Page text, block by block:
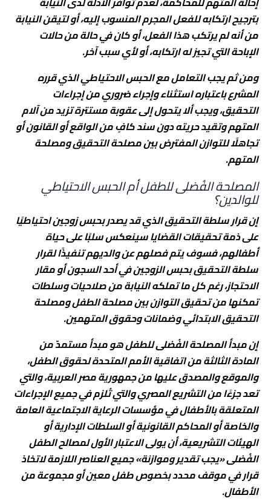
بترجيح ارتكابه للفعل المجرم المنسوب إليه، أو لتيقن النيابة
من أنه لم يرتكب هذا الفعل، أو كان في حالة من حالات
الإباحة التي تجيز له ارتكابه، أو لأي سبب آخر.
ومن ثم يجب التعامل مع الحبس الاحتياطي الذي قرره
المشرع باعتباره استثناء وإجراء ضروري من إجراءات
التحقيق، ويجب ألا يتحول إلى عقوبة مستترة تزيد من آلام
المتهم وتقيد حريته دون سند كافٍ من الواقع أو القانون أو
تجاهلًا للتوازن المفترض بين مصلحة التحقيق ومصلحة
المتهم.
المصلحة الفُضلى للطفل أم الحبس الاحتياطي
للوالدين؟
إن قرار سلطة التحقيق الذي قد يصدر بحبس زوجين احتياطيًا
على ذمة تحقيقات القضايا سينعكس سلبًا على حياة
أطفالهم، فسوف يتم فصلهم عن والديهم تنفيذًا لقرار
سلطة التحقيق بحبس الزوجين في أحد السجون أو مقار
الاحتجاز، رغم كل ما تملكه النيابة من صلاحيات وسلطات
تمكنها من تحقيق التوازن بين مصلحة الطفل ومصلحة
التحقيق الابتدائي وضمانات وحقوق المتهمين.
إن مبدأ المصلحة الفُضلى للطفل هو مبدأ مستمدّ من
المادة الثالثة من اتفاقية الأمم المتحدة لحقوق الطفل،
والموقع والمصدق عليها من جمهورية مصر العربية، والتي
تعد جزءًا من التشريع المصري والتي تُلزم في جميع الإجراءات
المتعلقة بالأطفال في مؤسسات الرعاية الاجتماعية العامة
والخاصة أو المحاكم القانونية أو السلطات الإدارية أو
الهيئات التشريعية، أن يولى الاعتبار الأول لمصالح الطفل
الفُضلى «يجب تقدير وموازنة» جميع العناصر اللازمة لاتخاذ
قرار في موقف محدد بخصوص طفل معين أو مجموعة من
الأطفال.